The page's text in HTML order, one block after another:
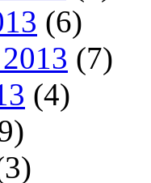
(6)
(7)
(4)